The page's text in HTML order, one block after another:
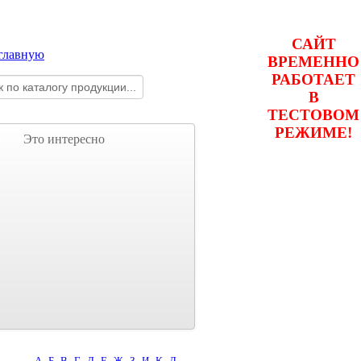
САЙТ
ВРЕМЕННО
РАБОТАЕТ
В
ТЕСТОВОМ
РЕЖИМЕ!
Это интересно